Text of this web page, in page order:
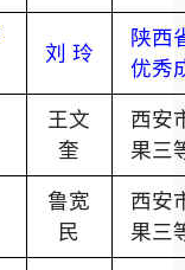
刘 玲
陕西
优秀
王文
奎
西安
果三
鲁宽
民
西安
果三